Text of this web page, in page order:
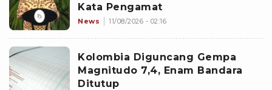
Kata Pengamat
News 11/08/2026 - 02:16
Kolombia Diguncang Gempa
Magnitudo 7,4, Enam Bandara
Ditutup